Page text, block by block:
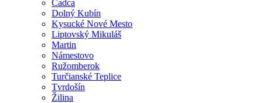
Čadca
Dolný Kubín
Kysucké Nové Mesto
Liptovský Mikuláš
Martin
Námestovo
Ružomberok
Turčianské Teplice
Tvrdošín
Žilina